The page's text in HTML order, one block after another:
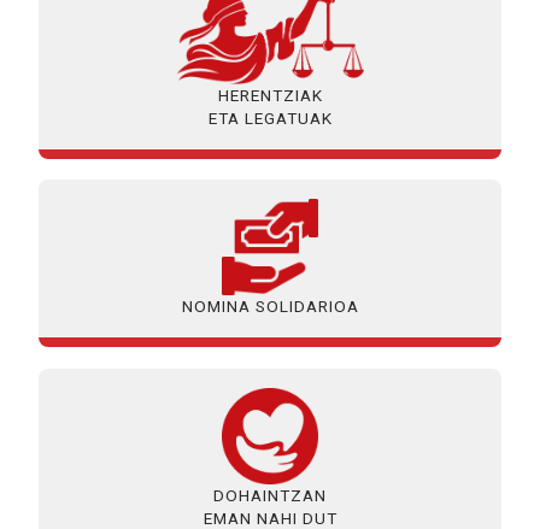
HERENTZIAK
ETA LEGATUAK
NOMINA SOLIDARIOA
DOHAINTZAN
EMAN NAHI DUT